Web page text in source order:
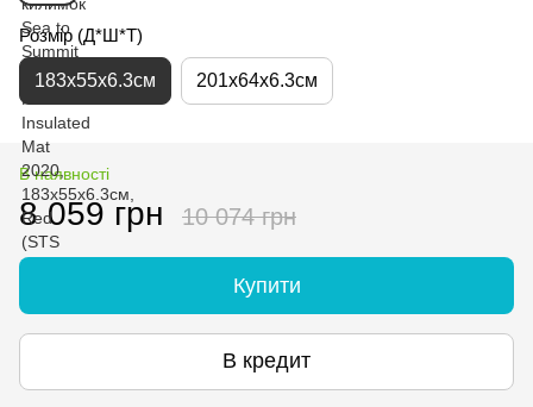
Розмір (Д*Ш*Т)
183x55x6.3см 201x64x6.3см
В наявності
8 059 грн 10 074 грн
Купити
В кредит